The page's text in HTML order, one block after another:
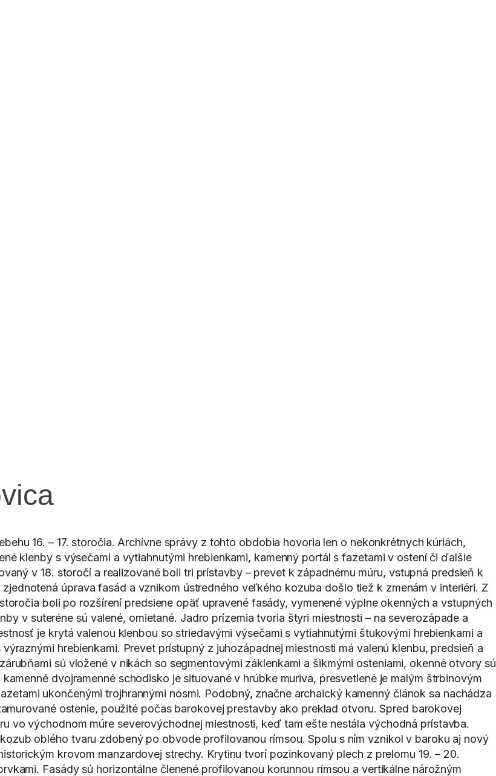
16. – 17. storočia. Archívne správy z tohto obdobia hovoria len o nekonkrétnych kúriách,
klenby s výsečami a vytiahnutými hrebienkami, kamenný portál s fazetami v ostení či ďalšie
v 18. storočí a realizované boli tri prístavby – prevet k západnému múru, vstupná predsieň k
úprava fasád a vznikom ústredného veľkého kozuba došlo tiež k zmenám v interiéri. Z
boli po rozšírení predsiene opäť upravené fasády, vymenené výplne okenných a vstupných
v suteréne sú valené, omietané. Jadro prízemia tvoria štyri miestnosti – na severozápade a
je krytá valenou klenbou so striedavými výsečami s vytiahnutými štukovými hrebienkami a
hrebienkami. Prevet prístupný z juhozápadnej miestnosti má valenú klenbu, predsieň a
sú vložené v nikách so segmentovými záklenkami a šikmými osteniami, okenné otvory sú
dvojramenné schodisko je situované v hrúbke muriva, presvetlené je malým štrbinovým
ukončenými trojhrannými nosmi. Podobný, značne archaický kamenný článok sa nachádza
ostenie, použité počas barokovej prestavby ako preklad otvoru. Spred barokovej
vo východnom múre severovýchodnej miestnosti, keď tam ešte nestála východná prístavba.
oblého tvaru zdobený po obvode profilovanou rímsou. Spolu s ním vznikol v baroku aj nový
krovom manzardovej strechy. Krytinu tvorí pozinkovaný plech z prelomu 19. – 20.
Fasády sú horizontálne členené profilovanou korunnou rímsou a vertikálne nárožným